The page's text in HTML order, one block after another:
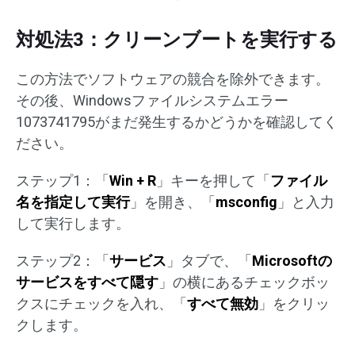
対処法3：クリーンブートを実行する
この方法でソフトウェアの競合を除外できます。
その後、Windowsファイルシステムエラー
1073741795がまだ発生するかどうかを確認してく
ださい。
ステップ1：「Win + R 」キーを押して「ファイル
名を指定して実行」を開き、「msconfig 」と入力
して実行します。
ステップ2：「サービス 」タブで、「Microsoftの
サービスをすべて隠す 」の横にあるチェックボッ
クスにチェックを入れ、「すべて無効 」をクリッ
クします。